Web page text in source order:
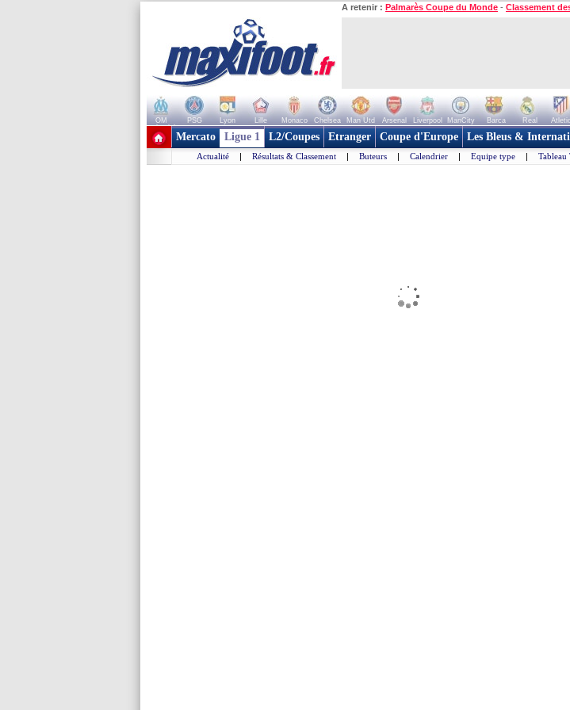
A retenir : Palmarès Coupe du Monde - Classement
OM PSG Lyon Lille Monaco Chelsea Man Utd Arsenal Liverpool ManCity Barca Real
+ de clubs
Mercato Ligue 1 L2/Coupes Etranger Coupe d'Europe Les Bleus &
Actualité | Résultats & Classement | Buteurs | Calendrier | Equipe type | Tableau